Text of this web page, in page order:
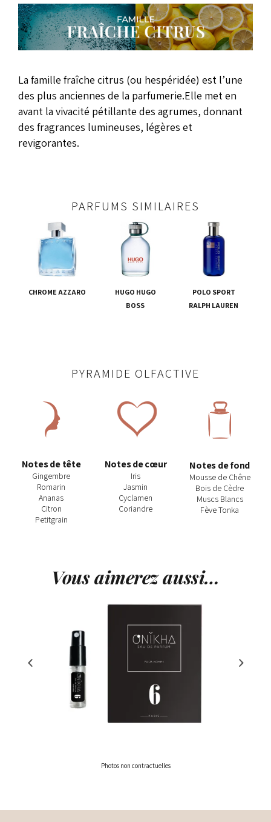
La famille fraîche citrus (ou hespéridée) est l’une
des plus anciennes de la parfumerie.Elle met en
avant la vivacité pétillante des agrumes, donnant
des fragrances lumineuses, légères et
revigorantes.
PARFUMS SIMILAIRES
CHROME AZZARO
HUGO HUGO
BOSS
POLO SPORT
RALPH LAUREN
PYRAMIDE OLFACTIVE
Notes de tête
Gingembre
Romarin
Ananas
Citron
Petitgrain
Notes de cœur
Iris
Jasmin
Cyclamen
Coriandre
Notes de fond
Mousse de Chêne
Bois de Cèdre
Muscs Blancs
Fève Tonka
Vous aimerez aussi…
Photos non contractuelles